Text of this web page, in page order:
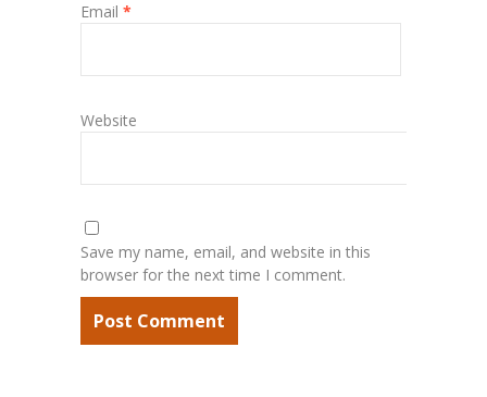
Email *
Website
Save my name, email, and website in this
browser for the next time I comment.